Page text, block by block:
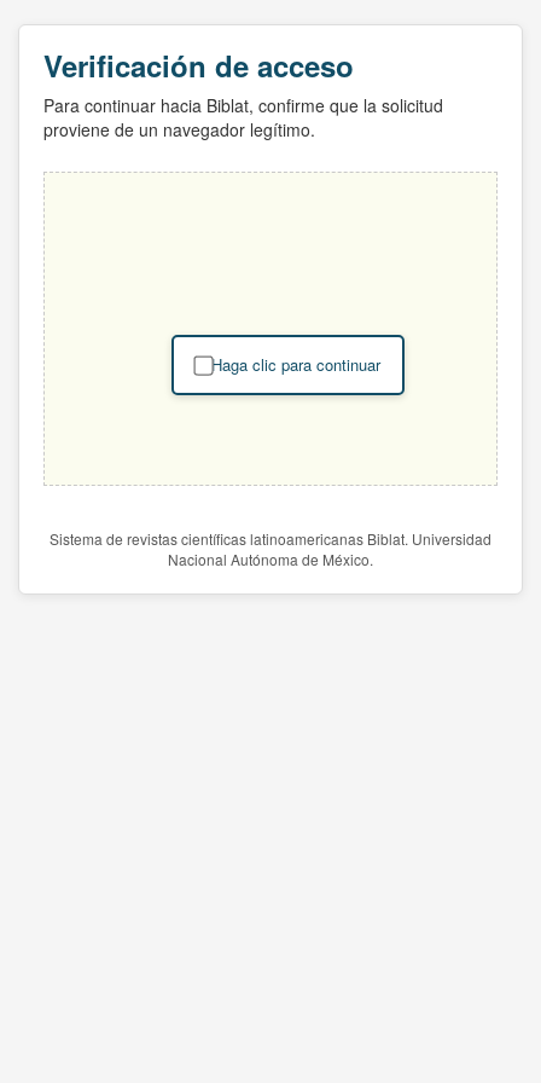
Verificación de acceso
Para continuar hacia Biblat, confirme que la solicitud
proviene de un navegador legítimo.
Haga clic para continuar
Sistema de revistas científicas latinoamericanas Biblat. Universidad
Nacional Autónoma de México.